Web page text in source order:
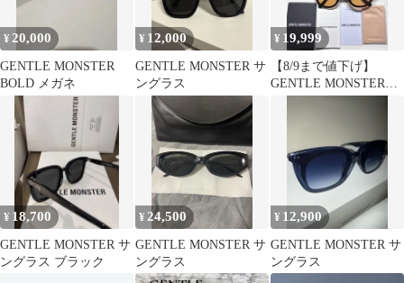
¥20,000
GENTLE MONSTER
BOLD メガネ
¥ 12,000
GENTLE MONSTER サ
ングラス
¥ 19,999
【8/9まで値下げ】
GENTLE MONSTER
¥ 18,700
GENTLE MONSTER サ
ングラス ブラック
¥ 24,500
GENTLE MONSTER サ
ングラス
¥ 12,900
GENTLE MONSTER サ
ングラス